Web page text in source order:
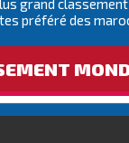
grand
préféré des